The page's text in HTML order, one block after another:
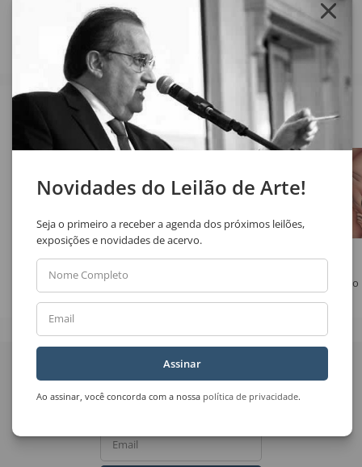
Veja também
Sérvulo Esmeraldo
Sem Título
Novidades do Leilão de Arte!
Seja o primeiro a receber a agenda dos próximos leilões,
exposições e novidades de acervo.
Nome Completo
Email
Assinar
Ao assinar, você concorda com a nossa política de privacidade.
Quer receber novidades
do Leilão de Arte?
Email